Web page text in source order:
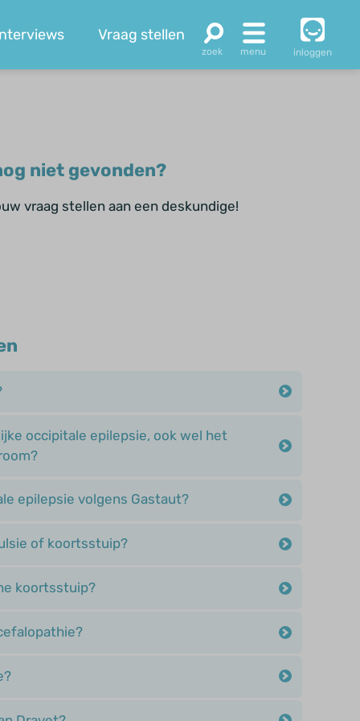
Vraag stellen
inloggen
niet gevonden?
vraag stellen aan een deskundige!
occipitale epilepsie, ook wel het
epilepsie volgens Gastaut?
of koortsstuip?
koortsstuip?